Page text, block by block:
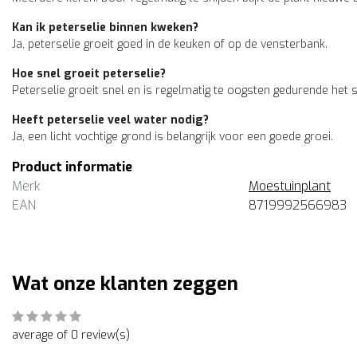
Kan ik peterselie binnen kweken?
Ja, peterselie groeit goed in de keuken of op de vensterbank.
Hoe snel groeit peterselie?
Peterselie groeit snel en is regelmatig te oogsten gedurende het
Heeft peterselie veel water nodig?
Ja, een licht vochtige grond is belangrijk voor een goede groei.
Product informatie
Merk
Moestuinplant
EAN
8719992566983
Wat onze klanten zeggen
average of 0 review(s)